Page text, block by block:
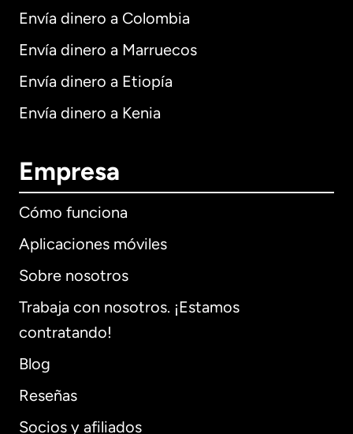
Envía dinero a Colombia
Envía dinero a Marruecos
Envía dinero a Etiopía
Envía dinero a Kenia
Empresa
Cómo funciona
Aplicaciones móviles
Sobre nosotros
Trabaja con nosotros. ¡Estamos
contratando!
Blog
Reseñas
Socios y afiliados